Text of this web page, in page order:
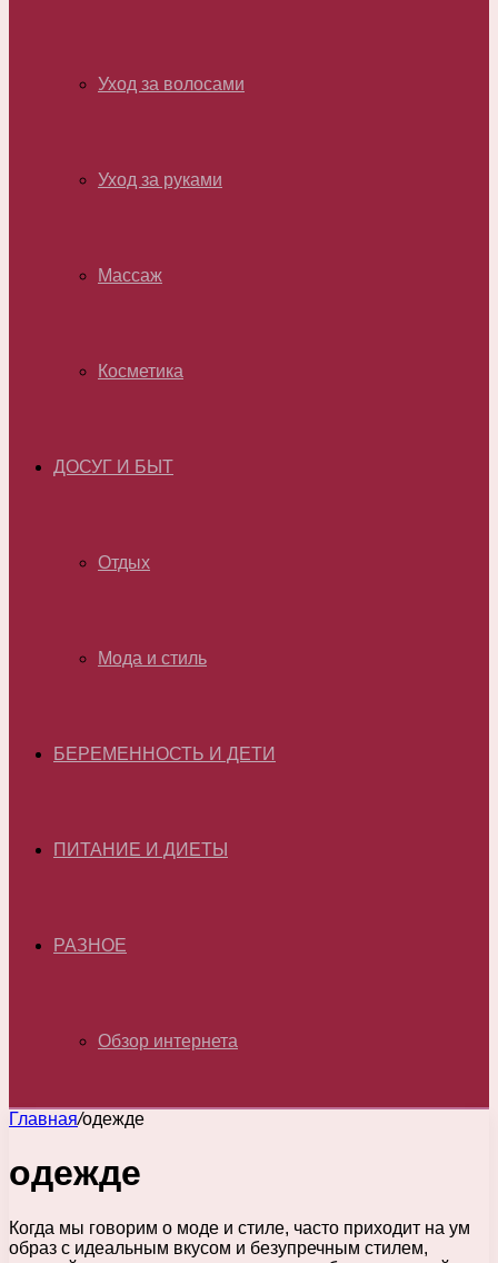
Уход за волосами
Уход за руками
Массаж
Косметика
ДОСУГ И БЫТ
Отдых
Мода и стиль
БЕРЕМЕННОСТЬ И ДЕТИ
ПИТАНИЕ И ДИЕТЫ
РАЗНОЕ
Обзор интернета
Главная/одежде
одежде
Когда мы говорим о моде и стиле, часто приходит на ум
образ с идеальным вкусом и безупречным стилем,